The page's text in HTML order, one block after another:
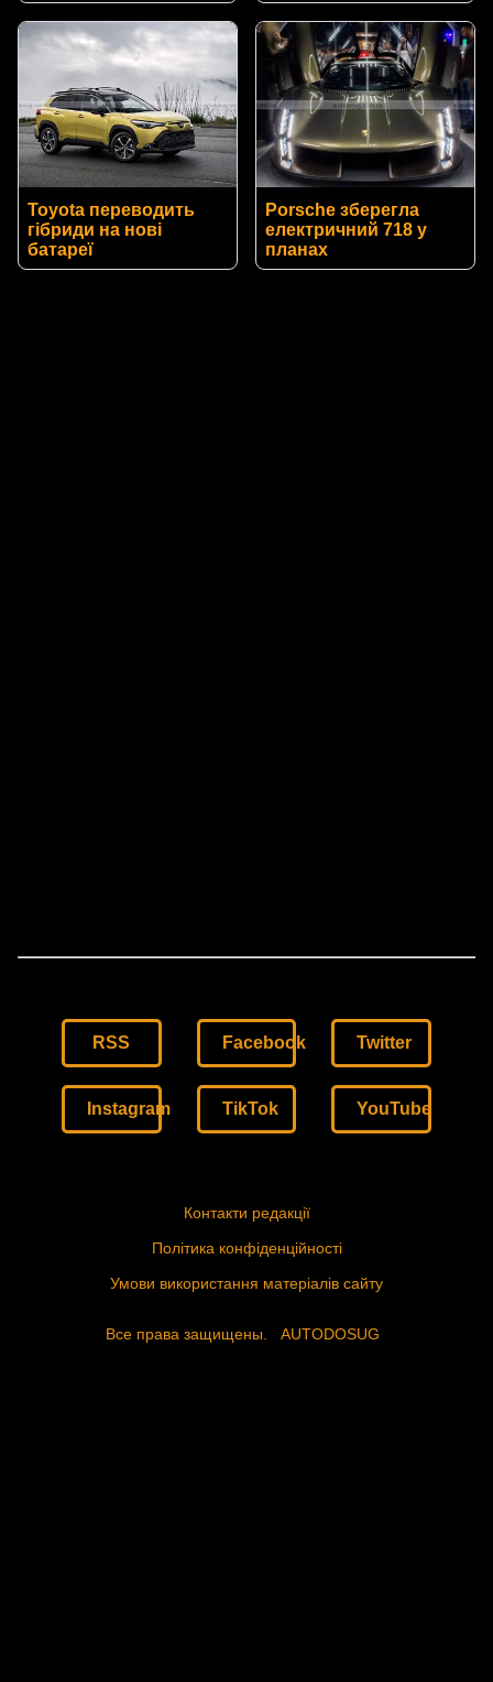
Toyota переводить
гібриди на нові
батареї
Porsche зберегла
електричний 718 у
планах
RSS Facebook Twitter
Instagram TikTok YouTube
Контакти редакції
Політика конфіденційності
Умови використання матеріалів сайту
Все права защищены. AUTODOSUG